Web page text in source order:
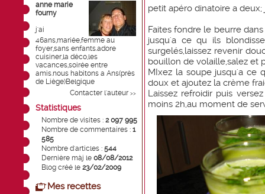
anne marie
fourny
j'ai
46ans,mariée,femme au
foyer,sans enfants.adore
cuisiner,la déco,les
vacances,soirée entre
amis.nous habitons a Ans(près
de Liège)Belgique
Contacter l'auteur >>
Statistiques
Nombre de visites : 2 097 995
Nombre de commentaires : 1
585
Nombre d'articles : 544
Dernière màj le 08/08/2012
Blog créé le 23/02/2009
Mes recettes
petit apéro dinatoire a
Faites fondre le beurre
jusqu'a ce qu ils
surgelés,laissez revenir
bouillon de volaille,salez et
MIxez la soupe jusqu'a ce
doux et ajoutez la crème
Laissez refroidir puis
moins 2h,au moment de